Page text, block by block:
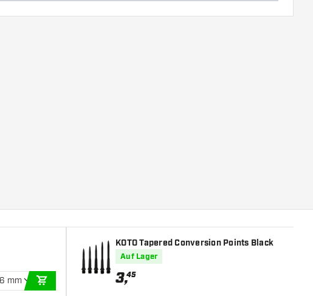
mm
IN DEN WARENKORB
KOTO Tapered Conversion Points Black
Auf Lager
3,45